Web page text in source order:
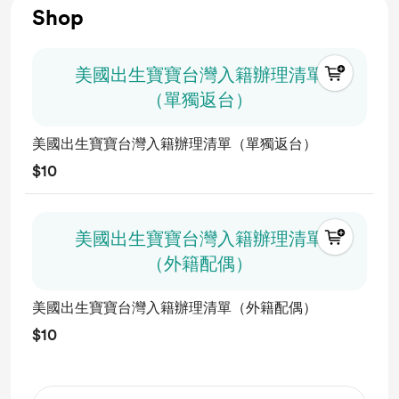
Shop
美國出生寶寶台灣入籍辦理清單
（單獨返台）
美國出生寶寶台灣入籍辦理清單（單獨返台）
$10
美國出生寶寶台灣入籍辦理清單
（外籍配偶）
美國出生寶寶台灣入籍辦理清單（外籍配偶）
$10